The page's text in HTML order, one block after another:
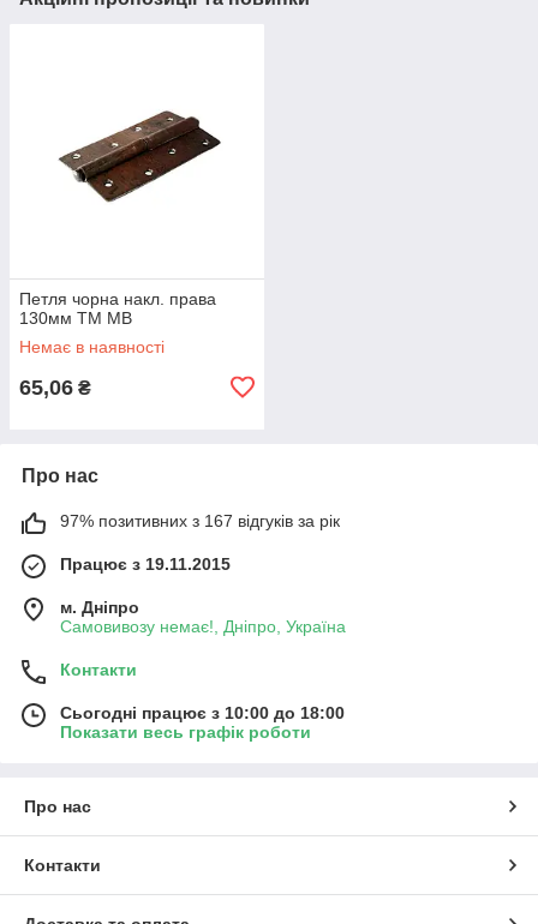
Петля чорна накл. права
130мм ТМ МВ
Немає в наявності
65,06 ₴
Про нас
97% позитивних з 167 відгуків за рік
Працює з 19.11.2015
м. Дніпро
Самовивозу немає!, Дніпро, Україна
Контакти
Сьогодні працює з 10:00 до 18:00
Показати весь графік роботи
Про нас
Контакти